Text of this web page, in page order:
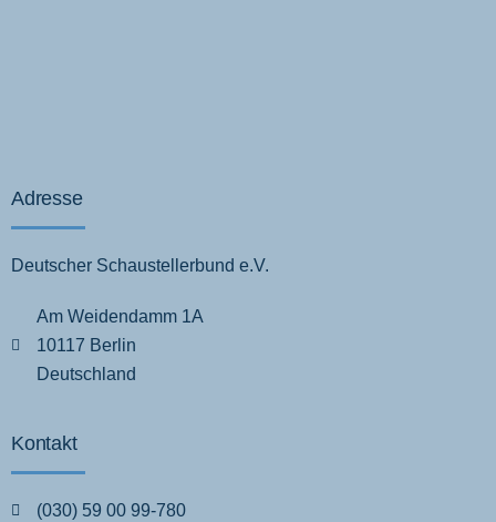
Adresse
Deutscher Schaustellerbund e.V.
Am Weidendamm 1A
10117 Berlin
Deutschland
Kontakt
(030) 59 00 99-780